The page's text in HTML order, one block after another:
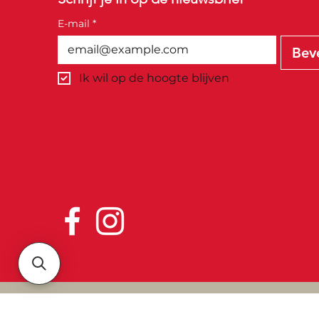
E-mail *
Ik wil op de hoogte blijven